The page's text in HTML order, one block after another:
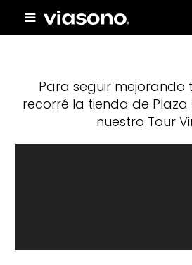

Para seguir mejorando
recorré la tienda de
nuestro Tour